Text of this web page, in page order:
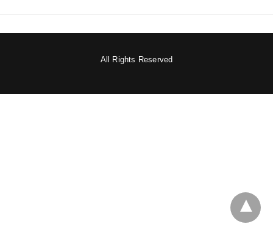
All Rights Reserved